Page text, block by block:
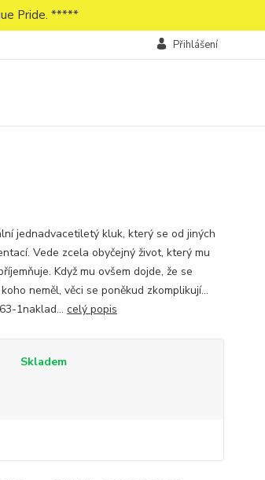
Pride. *****
Přihlášení
jednadvacetiletý kluk, který se od jiných
Vede zcela obyčejný život, který mu
Když mu ovšem dojde, že se
neměl, věci se poněkud zkomplikují...
1naklad... celý popis
Skladem